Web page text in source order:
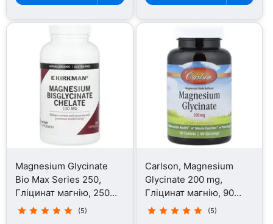
Magnesium Glycinate
Bio Max Series 250,
Гліцинат магнію, 250
капсул
(5)
Carlson, Magnesium
Glycinate 200 mg,
Гліцинат магнію, 90
таблеток
(5)